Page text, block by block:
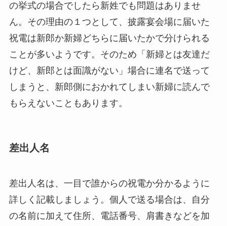
の挙式の場合でしたら新姓でも問題はありませ
ん。その理由の１つとして、披露宴会場に届いた
祝電は新郎か新婦どちらに届いたかで分けられる
ことが多いようです。そのため「新婦とは友達だ
けど、新郎とは面識がない」場合に連名で送って
しまうと、新郎側におかれてしまい新婦に読んで
もらえないこともあります。
差出人名
差出人名は、一目で誰からの祝電か分かるように
詳しく記載しましょう。個人で送る場合は、自分
の名前に加えて住所、電話番号、肩書きなどを加